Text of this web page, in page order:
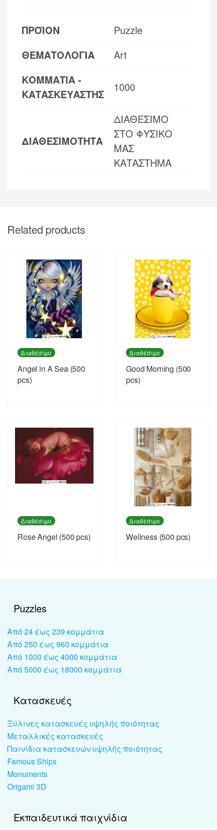
ΠΡΟΪΟΝ
Puzzle
ΘΕΜΑΤΟΛΟΓΙΑ
Art
ΚΟΜΜΑΤΙΑ -
ΚΑΤΑΣΚΕΥΑΣΤΗΣ
1000
ΔΙΑΘΕΣΙΜΟΤΗΤΑ
ΔΙΑΘΕΣΙΜΟ
ΣΤΟ ΦΥΣΙΚΟ
ΜΑΣ
ΚΑΤΑΣΤΗΜΑ
Related products
Διαθέσιμο
Angel in A Sea (500
pcs)
Διαθέσιμο
Good Morning (500
pcs)
Διαθέσιμο
Rose Angel (500 pcs)
Διαθέσιμο
Wellness (500 pcs)
Puzzles
Από 24 έως 239 κομμάτια
Από 250 έως 960 κομμάτια
Από 1000 έως 4000 κομμάτια
Από 5000 έως 18000 κομμάτια
Κατασκευές
Ξύλινες κατασκευές υψηλής ποιότητας
Μεταλλικές κατασκευές
Παινίδια κατασκευών υψηλής ποιότητας
Famous Ships
Monuments
Origami 3D
Εκπαιδευτικά παιχνίδια